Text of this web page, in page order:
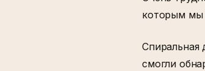
которым мы
Спиральная
смогли